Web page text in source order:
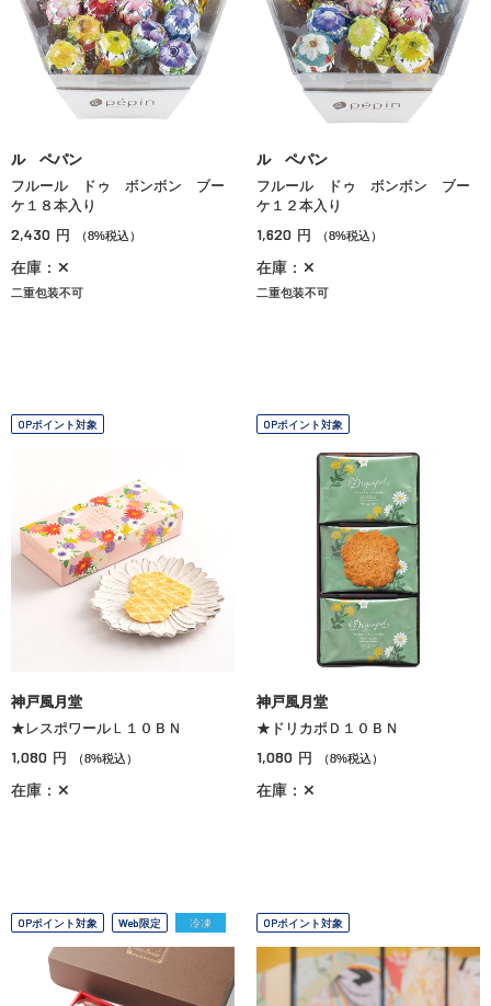
ル ペパン
フルール ドゥ ボンボン ブー
ケ１８本入り
2,430 円 （8%税込）
在庫：✕
二重包装不可
ル ペパン
フルール ドゥ ボンボン ブー
ケ１２本入り
1,620 円 （8%税込）
在庫：✕
二重包装不可
OPポイント対象
神戸風月堂
★レスポワールＬ１０ＢＮ
1,080 円 （8%税込）
在庫：✕
OPポイント対象
神戸風月堂
★ドリカポＤ１０ＢＮ
1,080 円 （8%税込）
在庫：✕
OPポイント対象 Web限定 冷凍 OPポイント対象